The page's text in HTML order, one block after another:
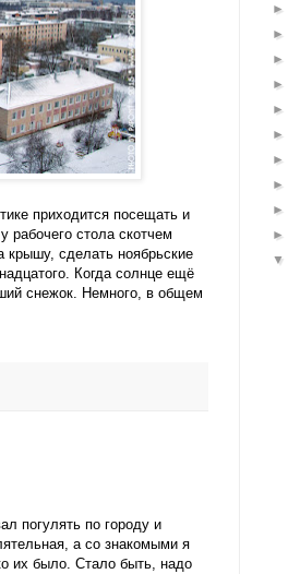
приходится посещать и
рабочего стола скотчем
сделать ноябрьские
Когда солнце ещё
снежок. Немного, в общем
погулять по городу и
а со знакомыми я
их было. Стало быть, надо
►
►
►
►
►
►
►
►
►
►
▼